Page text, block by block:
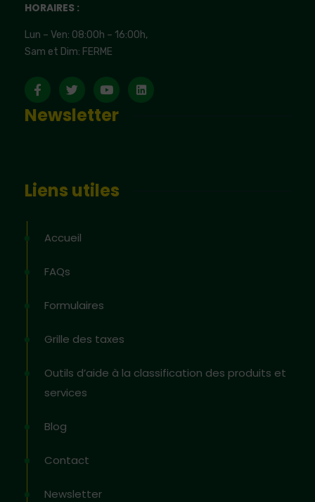
HORAIRES :
Lun – Ven: 08:00h – 16:00h,
Sam et Dim: FERME
Newsletter
Liens utiles
Accueil
FAQs
Formulaires
Grille des taxes
Outils d’aide à la classification des produits et
services
Blog
Contact
Newsletter